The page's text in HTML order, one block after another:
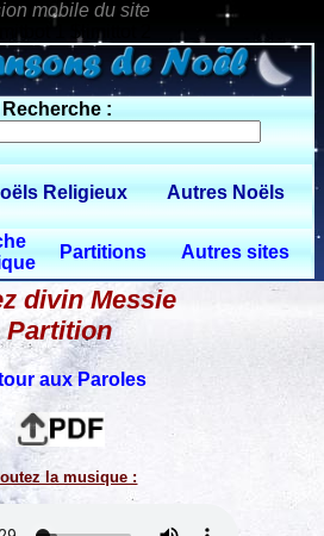
1 $limittot 2
Recherche :
Religieux Autres Noëls
Partitions Autres sites
divin Messie
Partition
aux Paroles
la musique :